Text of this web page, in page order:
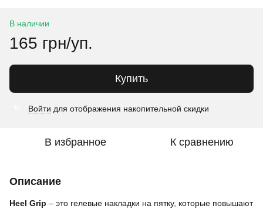
В наличии
165 грн/уп.
Купить
Войти для отображения накопительной скидки
В избранное К сравнению
Описание
Heel Grip – это гелевые накладки на пятку, которые повышают